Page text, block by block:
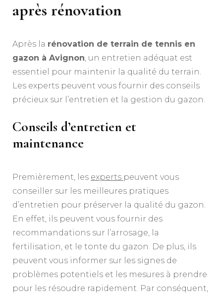
après rénovation
Après la rénovation de terrain de tennis en
gazon à Avignon, un entretien adéquat est
essentiel pour maintenir la qualité du terrain.
Les experts peuvent vous fournir des conseils
précieux sur l’entretien et la gestion du gazon.
Conseils d’entretien et
maintenance
Premièrement, les experts peuvent vous
conseiller sur les meilleures pratiques
d’entretien pour préserver la qualité du gazon.
En effet, ils peuvent vous fournir des
recommandations sur l’arrosage, la
fertilisation, et le tonte du gazon. De plus, ils
peuvent vous informer sur les signes de
problèmes potentiels et les mesures à prendre
pour les résoudre rapidement. Par conséquent,